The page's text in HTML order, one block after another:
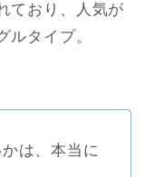
ており、人気が
ルタイプ。
は、本当に